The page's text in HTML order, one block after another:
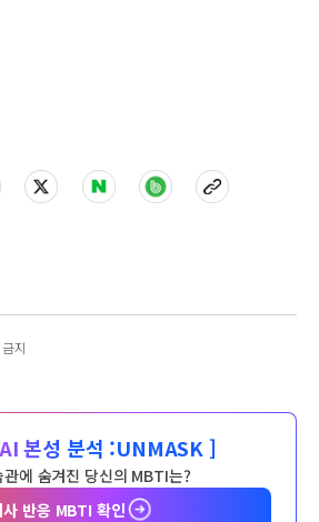
지
본성 분석 :UNMASK ]
관에 숨겨진 당신의 MBTI는?
사 반응 MBTI 확인